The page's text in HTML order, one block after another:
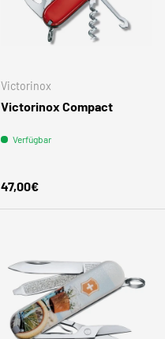
Victorinox
Victorinox Compact
Verfügbar
Normaler Preis
47,00€